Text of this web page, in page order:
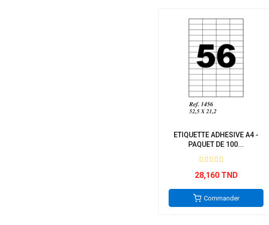
ETIQUETTE ADHESIVE A4 -
PAQUET DE 100...
28,160 TND
Commander